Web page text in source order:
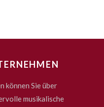
können Sie über
musikalische